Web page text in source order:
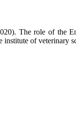
The role of the
institute of veterinary